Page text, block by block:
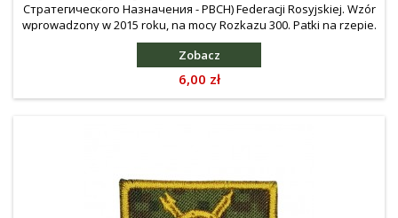
Стратегического Назначения - РВСН) Federacji Rosyjskiej. Wzór
wprowadzony w 2015 roku, na mocy Rozkazu 300. Patki na rzepie.
Zobacz
Cena
6,00 zł